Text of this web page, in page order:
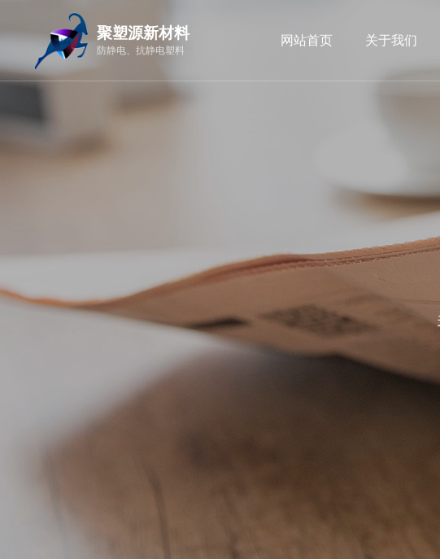
聚塑源新材料
防静电、抗静电塑料
网站首页 关于我们